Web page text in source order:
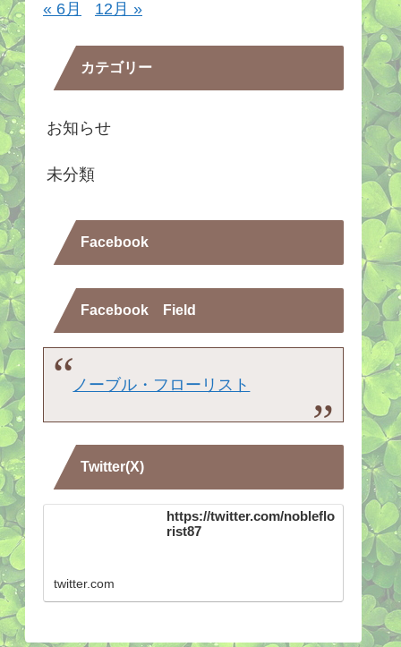
« 6月 12月 »
カテゴリー
お知らせ
未分類
Facebook
Facebook Field
ノーブル・フローリスト
Twitter(X)
https://twitter.com/nobleflo
rist87
twitter.com